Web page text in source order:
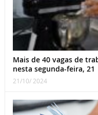
Mais de 40 vagas de
nesta segunda-feira, 21
21/10/ 2024